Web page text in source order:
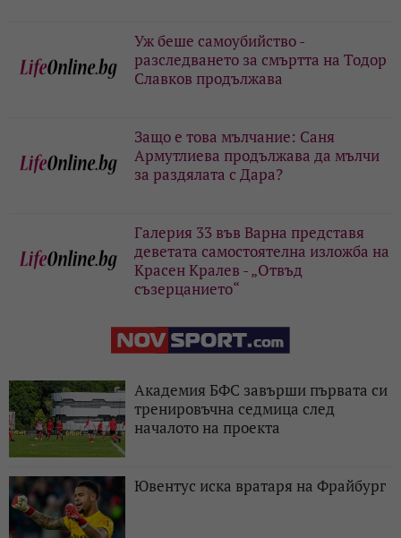
Уж беше самоубийство -
разследването за смъртта на Тодор
Славков продължава
Защо е това мълчание: Саня
Армутлиева продължава да мълчи
за раздялата с Дара?
Галерия 33 във Варна представя
деветата самостоятелна изложба на
Красен Кралев - „Отвъд
съзерцанието“
Академия БФС завърши първата си
тренировъчна седмица след
началото на проекта
Ювентус иска вратаря на Фрайбург